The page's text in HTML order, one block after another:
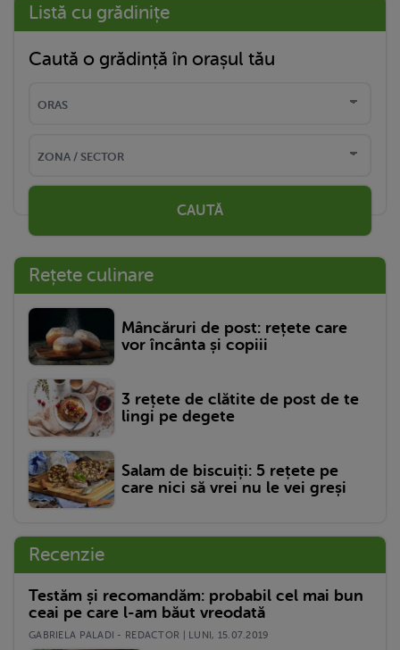
Listă cu grădinițe
Caută o grădință în orașul tău
CAUTĂ
Rețete culinare
Mâncăruri de post: rețete care
vor încânta și copiii
3 rețete de clătite de post de te
lingi pe degete
Salam de biscuiți: 5 rețete pe
care nici să vrei nu le vei greși
Recenzie
Testăm și recomandăm: probabil cel mai bun
ceai pe care l-am băut vreodată
GABRIELA PALADI - REDACTOR | LUNI, 15.07.2019